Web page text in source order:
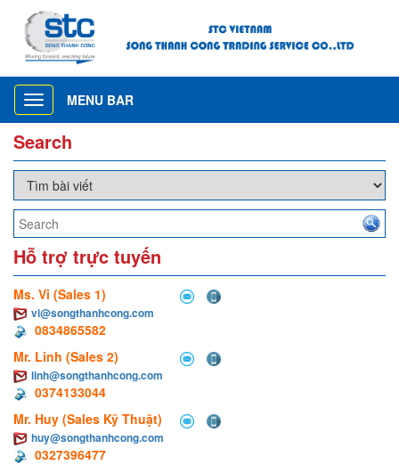
Toggle
navigation
MENU BAR
Search
Hỗ trợ trực tuyến
Ms. Vi (Sales 1)
vi@songthanhcong.com
0834865582
Mr. Linh (Sales 2)
linh@songthanhcong.com
0374133044
Mr. Huy (Sales Kỹ Thuật)
huy@songthanhcong.com
0327396477